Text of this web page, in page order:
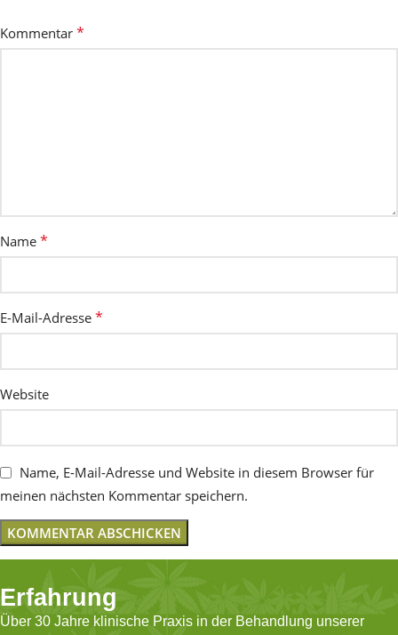
Kommentar *
Name *
E-Mail-Adresse *
Website
Name, E-Mail-Adresse und Website in diesem Browser für
meinen nächsten Kommentar speichern.
Erfahrung
Über 30 Jahre klinische Praxis in der Behandlung unserer